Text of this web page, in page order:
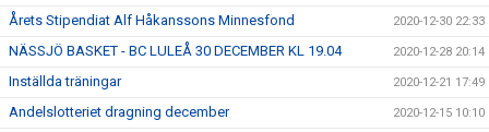
Årets Stipendiat Alf Håkanssons Minnesfond 2020-12-30 22:33
NÄSSJÖ BASKET - BC LULEÅ 30 DECEMBER KL 19.04 2020-12-28 20:14
Inställda träningar 2020-12-21 17:49
Andelslotteriet dragning december 2020-12-15 10:10